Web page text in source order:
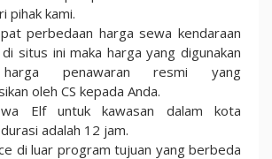
pihak kami.
perbedaan harga sewa kendaraan
situs ini maka harga yang digunakan
penawaran resmi yang
oleh CS kepada Anda.
Elf untuk kawasan dalam kota
adalah 12 jam.
di luar program tujuan yang berbeda